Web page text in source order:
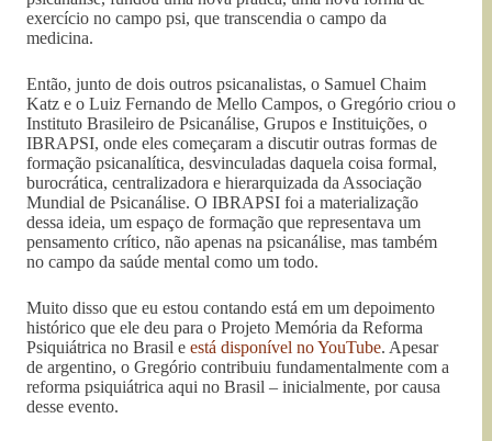
exercício no campo psi, que transcendia o campo da
medicina.
Então, junto de dois outros psicanalistas, o Samuel Chaim
Katz e o Luiz Fernando de Mello Campos, o Gregório criou o
Instituto Brasileiro de Psicanálise, Grupos e Instituições, o
IBRAPSI, onde eles começaram a discutir outras formas de
formação psicanalítica, desvinculadas daquela coisa formal,
burocrática, centralizadora e hierarquizada da Associação
Mundial de Psicanálise. O IBRAPSI foi a materialização
dessa ideia, um espaço de formação que representava um
pensamento crítico, não apenas na psicanálise, mas também
no campo da saúde mental como um todo.
Muito disso que eu estou contando está em um depoimento
histórico que ele deu para o Projeto Memória da Reforma
Psiquiátrica no Brasil e está disponível no YouTube. Apesar
de argentino, o Gregório contribuiu fundamentalmente com a
reforma psiquiátrica aqui no Brasil – inicialmente, por causa
desse evento.